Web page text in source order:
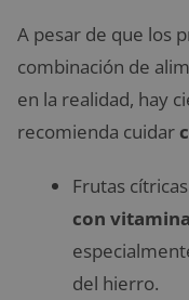
A pesar de que los
combinación de
en la realidad, hay
recomienda cuidar
Frutas
con
del hierro.